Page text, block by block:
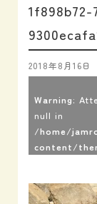
1f898b72-
2018年8月16日
Warning:
null in
/home/
content/